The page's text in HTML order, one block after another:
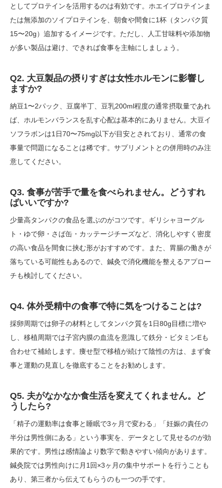
としてプロテインを活用するのは有効です。ホエイプロテインま
たは無添加のソイプロテインを、朝食や間食に1杯（タンパク質
15〜20g）追加するイメージです。ただし、人工甘味料や添加物
が多い製品は避け、できれば食事を主軸にしましょう。
Q2. 大豆製品の摂りすぎは女性ホルモンに影響し
ますか?
納豆1〜2パック、豆腐半丁、豆乳200ml程度の通常摂取量であれ
ば、ホルモンバランスを乱す心配は基本的にありません。大豆イ
ソフラボンは1日70〜75mg以下が目安とされており、通常の食
事量で問題になることは稀です。サプリメントとの併用時のみ注
意してください。
Q3. 食事が苦手で量を食べられません。どうすれ
ばいいですか?
少量高タンパクの食品を選ぶのがコツです。ギリシャヨーグル
ト・ゆで卵・さば缶・カッテージチーズなど、消化しやすく密度
の高い食品を間食に挟む形がおすすめです。また、胃腸の働きが
落ちている可能性もあるので、鍼灸で消化機能を整えるアプロー
チも検討してください。
Q4. 体外受精中の食事で特に気をつけることは?
採卵周期では卵子の材料としてタンパク質を1日80g目標に増や
し、移植周期では子宮内膜の血流を意識して鉄分・ビタミンEも
合わせて補給します。痩せ型で移植が続けて陰性の方は、まず食
事と運動の見直しを徹底することをお勧めします。
Q5. 夫がなかなか食生活を変えてくれません。ど
うしたら?
「精子の運動率は食事と睡眠で3ヶ月で変わる」「妊娠の責任の
半分は男性側にある」という事実を、データとして見せるのが効
果的です。男性は感情論より数字で動きやすい傾向があります。
鍼灸院では男性向けに月1回×3ヶ月の集中サポートを行うことも
あり、第三者から伝えてもらうのも一つの手です。